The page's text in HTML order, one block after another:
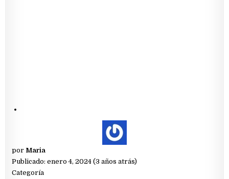
por Maria
Publicado: enero 4, 2024 (3 años atrás)
Categoría